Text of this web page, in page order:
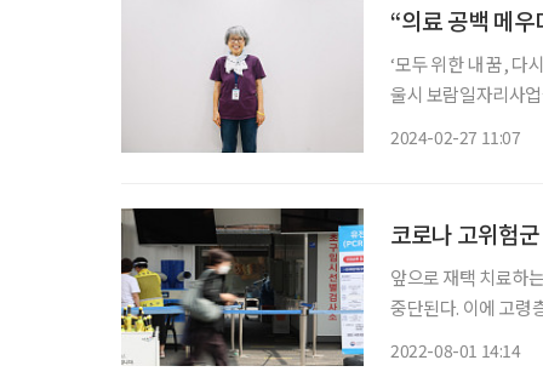
“의료 공백 메
‘모두 위한 내 꿈, 다시 뛰는 4050’ 캠페인 ‘브
울시 보람일자리사업을 통해 인생
2024-02-27 11:07
코로나 고위험
앞으로 재택 치료하
중단된다. 이에 고령층
2022-08-01 14:14